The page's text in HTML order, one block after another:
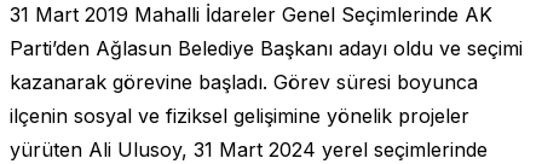
31 Mart 2019 Mahalli İdareler Genel Seçimlerinde AK
Parti’den Ağlasun Belediye Başkanı adayı oldu ve seçimi
kazanarak görevine başladı. Görev süresi boyunca
ilçenin sosyal ve fiziksel gelişimine yönelik projeler
yürüten Ali Ulusoy, 31 Mart 2024 yerel seçimlerinde